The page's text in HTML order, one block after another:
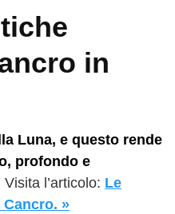
in
Luna, e questo rende
profondo e
Visita l’articolo: Le
»